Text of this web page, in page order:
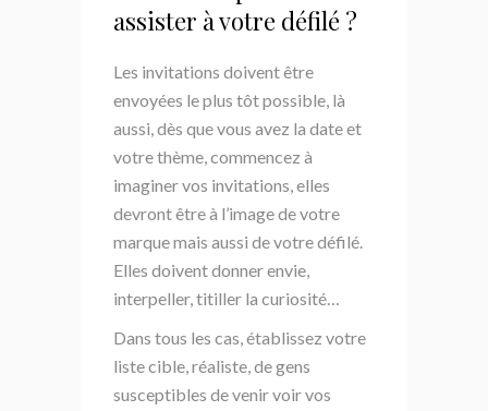
assister à votre défilé ?
Les invitations doivent être
envoyées le plus tôt possible, là
aussi, dès que vous avez la date et
votre thème, commencez à
imaginer vos invitations, elles
devront être à l’image de votre
marque mais aussi de votre défilé.
Elles doivent donner envie,
interpeller, titiller la curiosité…
Dans tous les cas, établissez votre
liste cible, réaliste, de gens
susceptibles de venir voir vos